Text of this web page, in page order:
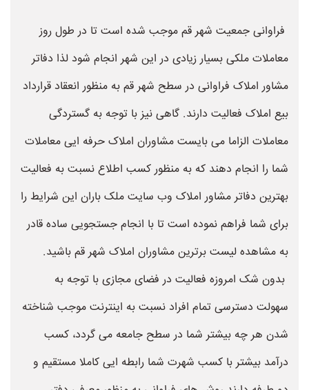
فراوانی جمعیت شهر قم موجب شده است تا در طول روز
معاملات ملکی بسیار زیادی در این شهر انجام شود لذا دفاتر
مشاور املاک فراوانی در سطح شهر قم به منظور انعقاد قرارداد
بیع املاک فعالیت دارند. گاهی نیز با توجه به گستردگی
معاملات الزاما می بایست مشاوران املاک حرفه ایی معاملات
شما را انجام دهند که به منظور کسب اطلاع نسبت به فعالیت
بهترین دفاتر مشاور املاک وب سایت ملک باران این شرایط را
برای شما فراهم نموده است تا با انجام جستجویی ساده قادر
به مشاهده لیست برترین مشاوران املاک شهر قم باشید.
بدون شک امروزه فعالیت در فضای مجازی با توجه به
سهولت دسترسی تمام افراد نسبت به اینترنت موجب شناخته
شدن هر چه بیشتر شما در سطح جامعه می گردد، کسب
درآمد بیشتر با کسب شهرت شما رابطه ایی کاملا مستقیم و